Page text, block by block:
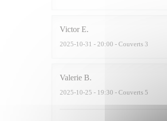
Victor E
2025-10-31 - 20:00 - Couverts 3
Valerie B
2025-10-25 - 19:30 - Couverts 5